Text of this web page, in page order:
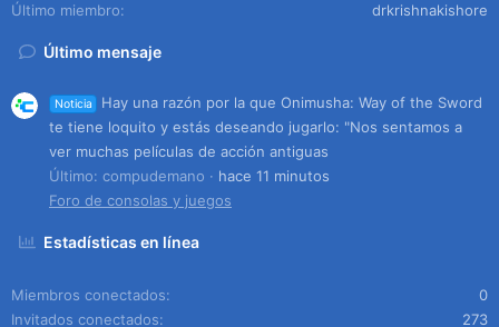
Último miembro
drkrishnakishore
Último mensaje
Noticia
Hay una razón por la que Onimusha: Way of the Sword
te tiene loquito y estás deseando jugarlo: "Nos sentamos a
ver muchas películas de acción antiguas
Último: compudemano
hace 11 minutos
Foro de consolas y juegos
Estadísticas en línea
Miembros conectados
0
Invitados conectados
273